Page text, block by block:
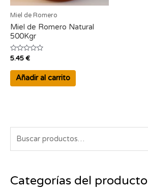
u
c
Categorías del producto
Miel de Romero
Miel de Romero Natural
500Kgr
Valorado
0
5.45€
Añadir al carrito